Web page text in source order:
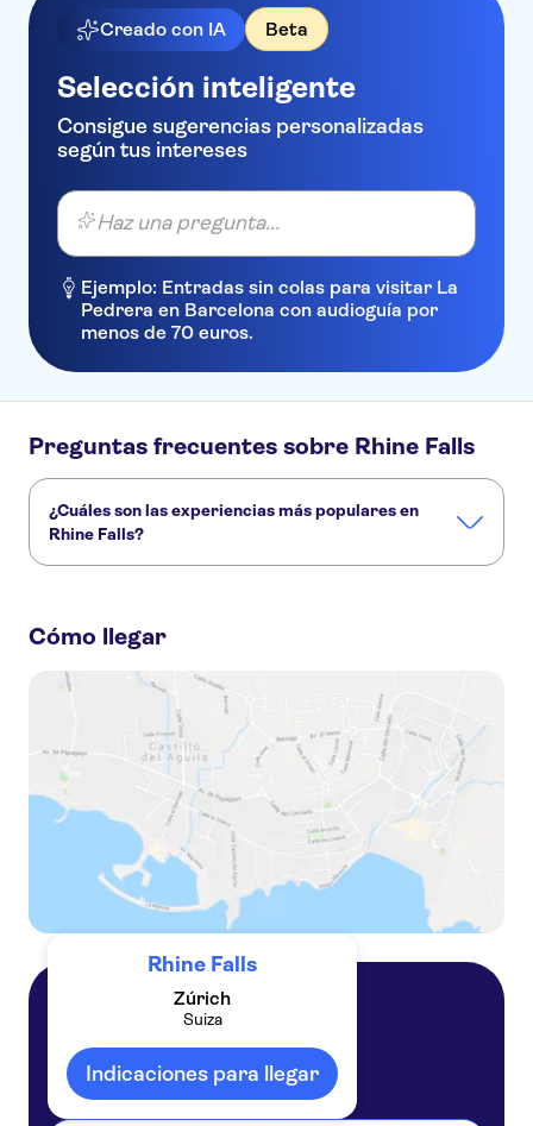
Creado con IA Beta
Selección inteligente
Consigue sugerencias personalizadas
según tus intereses
Haz una pregunta...
Ejemplo: Entradas sin colas para visitar La
Pedrera en Barcelona con audioguía por
menos de 70 euros.
Preguntas frecuentes sobre Rhine Falls
¿Cuáles son las experiencias más populares en
Rhine Falls?
Excursión de medio día a las cataratas del Rin desde Zúrich
Cómo llegar
Rhine Falls
Zúrich
Suiza
Indicaciones para llegar
Suiza